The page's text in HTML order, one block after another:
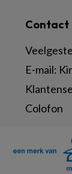
Contact
E-mail:
Colofon